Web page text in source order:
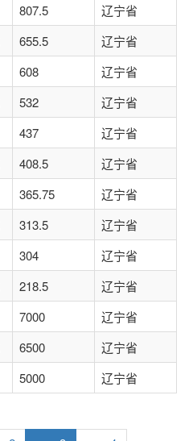
807.5
辽宁省
655.5
辽宁省
608
辽宁省
532
辽宁省
437
辽宁省
408.5
辽宁省
365.75
辽宁省
313.5
辽宁省
304
辽宁省
218.5
辽宁省
7000
辽宁省
6500
辽宁省
5000 辽宁省